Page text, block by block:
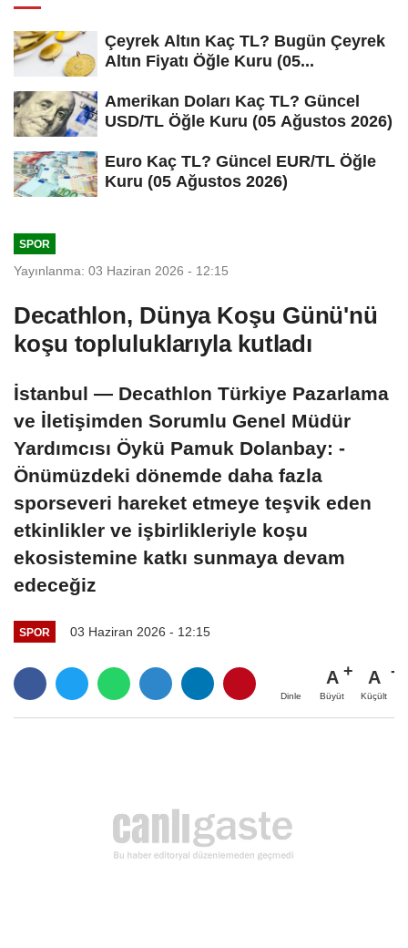
Çeyrek Altın Kaç TL? Bugün Çeyrek
Altın Fiyatı Öğle Kuru (05...
Amerikan Doları Kaç TL? Güncel
USD/TL Öğle Kuru (05 Ağustos 2026)
Euro Kaç TL? Güncel EUR/TL Öğle
Kuru (05 Ağustos 2026)
SPOR
Yayınlanma: 03 Haziran 2026 - 12:15
Decathlon, Dünya Koşu Günü'nü
koşu topluluklarıyla kutladı
İstanbul — Decathlon Türkiye Pazarlama
ve İletişimden Sorumlu Genel Müdür
Yardımcısı Öykü Pamuk Dolanbay: -
Önümüzdeki dönemde daha fazla
sporseveri hareket etmeye teşvik eden
etkinlikler ve işbirlikleriyle koşu
ekosistemine katkı sunmaya devam
edeceğiz
SPOR 03 Haziran 2026 - 12:15
Dinle
A
Büyüt
A
Küçült